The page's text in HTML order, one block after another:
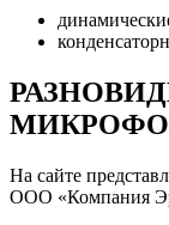
На сайте
ООО «Компания